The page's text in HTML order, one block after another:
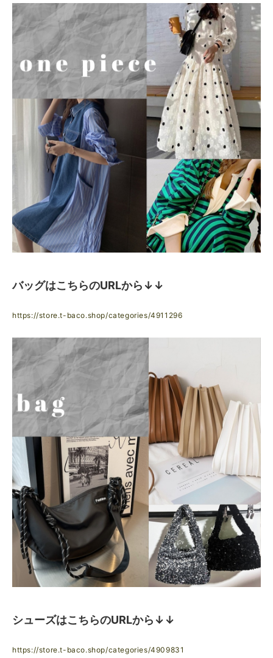
バッグはこちらのURLから↓↓
https://store.t-baco.shop/categories/4911296
シューズはこちらのURLから↓↓
https://store.t-baco.shop/categories/4909831